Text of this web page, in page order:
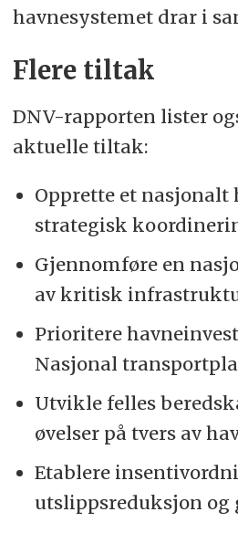
havnesystemet drar i
Flere tiltak
DNV-rapporten lister
aktuelle tiltak:
Opprette et nasjonalt
strategisk
Gjennomføre en
av kritisk
Prioritere
Nasjonal
Utvikle felles
øvelser på tvers av
Etablere
utslippsreduksjon og